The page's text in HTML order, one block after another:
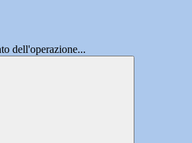
dell'operazione...